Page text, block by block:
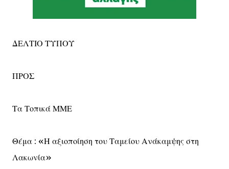
ΔΕΛΤΙΟ ΤΥΠΟΥ
ΠΡΟΣ
Τα Τοπικά ΜΜΕ
Θέμα : «Η αξιοποίηση του Ταμείου Ανάκαμψης στη
Λακωνία»